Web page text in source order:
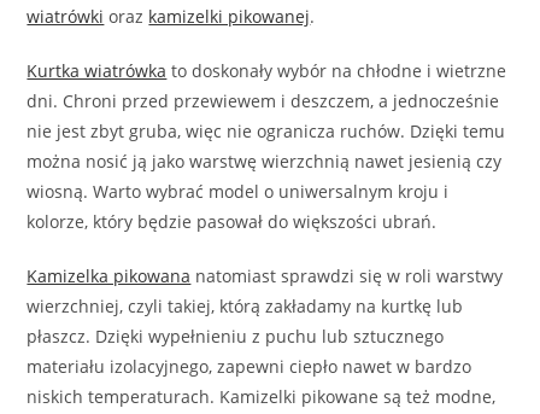
wiatrówki oraz kamizelki pikowanej.
Kurtka wiatrówka to doskonały wybór na chłodne i wietrzne
dni. Chroni przed przewiewem i deszczem, a jednocześnie
nie jest zbyt gruba, więc nie ogranicza ruchów. Dzięki temu
można nosić ją jako warstwę wierzchnią nawet jesienią czy
wiosną. Warto wybrać model o uniwersalnym kroju i
kolorze, który będzie pasował do większości ubrań.
Kamizelka pikowana natomiast sprawdzi się w roli warstwy
wierzchniej, czyli takiej, którą zakładamy na kurtkę lub
płaszcz. Dzięki wypełnieniu z puchu lub sztucznego
materiału izolacyjnego, zapewni ciepło nawet w bardzo
niskich temperaturach. Kamizelki pikowane są też modne,